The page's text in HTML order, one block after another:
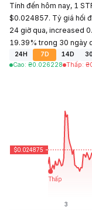
Tính đến hôm nay, 1
$0.024857. Tỷ giá hối
24 giờ qua, increased
19.39% trong 30 ngày
24H 7D 14D
Cao: ₴0.026228 Thấp: ₴
Cập Nhật Lần Cuối: 2026-